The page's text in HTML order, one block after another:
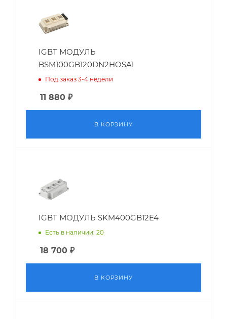
IGBT МОДУЛЬ
BSM100GB120DN2HOSA1
Под заказ 3-4 недели
11 880 ₽
В КОРЗИНУ
IGBT МОДУЛЬ SKM400GB12E4
Есть в наличии: 20
18 700 ₽
В КОРЗИНУ